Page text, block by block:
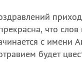
что слов
с имени
будет